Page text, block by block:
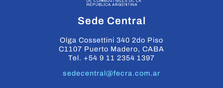
Sede Central
Olga Cossettini 340 2do Piso
C1107 Puerto Madero, CABA
Tel. +54 9 11 2354 1397
sedecentral@fecra.com.ar